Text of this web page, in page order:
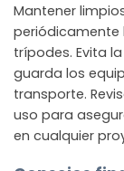
Mantener
periódicamente
trípodes. Evita
guarda los
transporte.
uso para
en cualquier